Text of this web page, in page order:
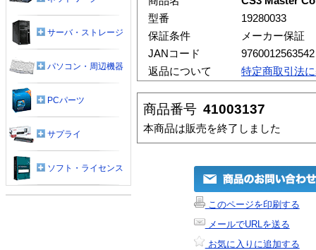
型番
19280033
保証条件
メーカー保証
JANコード
9760012563542
返品について
特定商取引法
商品番号 41003137
本商品は販売を終了しました
このページを印刷する
メールでURLを送る
お気に入りに追加する
サーバ・ストレージ
パソコン・周辺機器
PCパーツ
サプライ
ソフト・ライセンス